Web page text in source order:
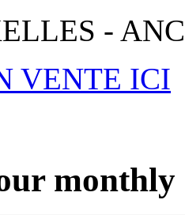
-
VENTE ICI
monthly